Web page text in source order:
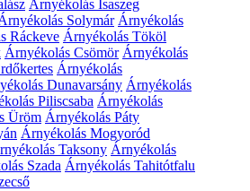
Árnyékolás Isaszeg
Solymár Árnyékolás
Ráckeve Árnyékolás Tököl
Árnyékolás Csömör Árnyékolás
Árnyékolás
Dunavarsány Árnyékolás
Piliscsaba Árnyékolás
Üröm Árnyékolás Páty
Árnyékolás Mogyoród
Taksony Árnyékolás
Szada Árnyékolás Tahitótfalu